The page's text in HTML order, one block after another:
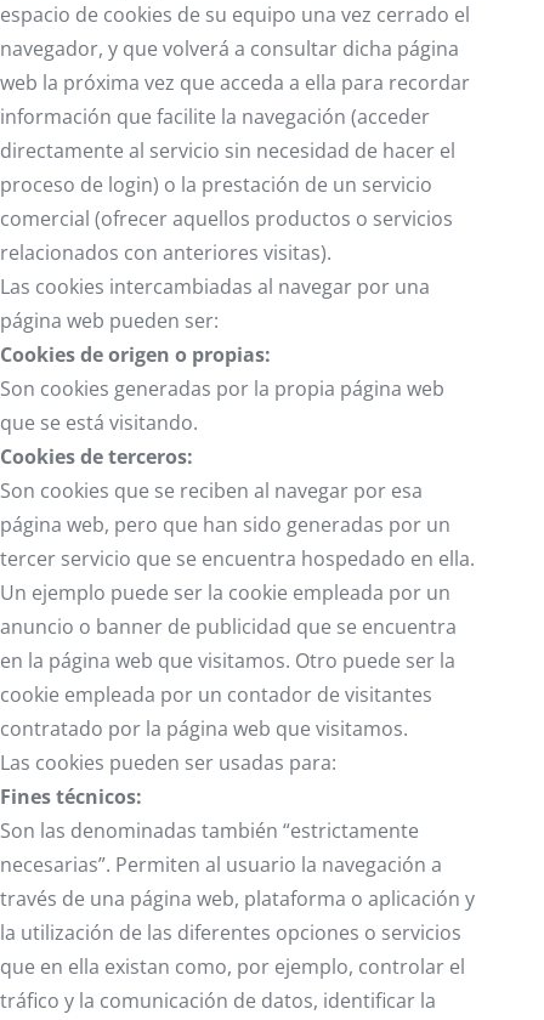
espacio de cookies de su equipo una vez cerrado el
navegador, y que volverá a consultar dicha página
web la próxima vez que acceda a ella para recordar
información que facilite la navegación (acceder
directamente al servicio sin necesidad de hacer el
proceso de login) o la prestación de un servicio
comercial (ofrecer aquellos productos o servicios
relacionados con anteriores visitas).
Las cookies intercambiadas al navegar por una
página web pueden ser:
Cookies de origen o propias:
Son cookies generadas por la propia página web
que se está visitando.
Cookies de terceros:
Son cookies que se reciben al navegar por esa
página web, pero que han sido generadas por un
tercer servicio que se encuentra hospedado en ella.
Un ejemplo puede ser la cookie empleada por un
anuncio o banner de publicidad que se encuentra
en la página web que visitamos. Otro puede ser la
cookie empleada por un contador de visitantes
contratado por la página web que visitamos.
Las cookies pueden ser usadas para:
Fines técnicos:
Son las denominadas también “estrictamente
necesarias”. Permiten al usuario la navegación a
través de una página web, plataforma o aplicación y
la utilización de las diferentes opciones o servicios
que en ella existan como, por ejemplo, controlar el
tráfico y la comunicación de datos, identificar la